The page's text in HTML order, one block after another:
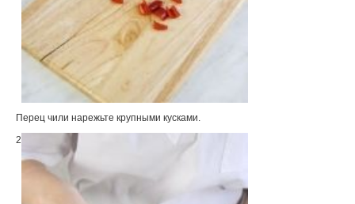
Перец чили нарежьте крупными кусками.
2